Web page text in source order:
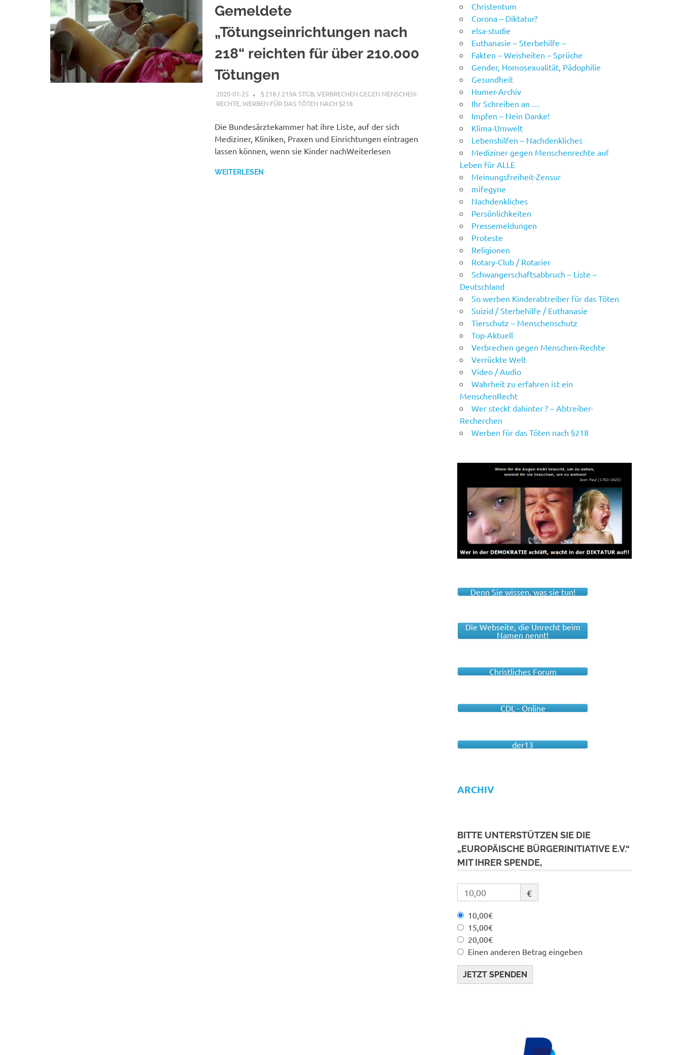
Gemeldete
„Tötungseinrichtungen nach
218“ reichten für über 210.000
Tötungen
2020-01-25 G A
§ 218 / 219A STGB,VERBRECHEN GEGEN MENSCHEN-
RECHTE,WERBEN FÜR DAS TÖTEN NACH §218
Die Bundesärztekammer hat ihre Liste, auf der sich
Mediziner, Kliniken, Praxen und Einrichtungen eintragen
lassen können, wenn sie Kinder nachWeiterlesen
WEITERLESEN
Christentum
Corona – Diktatur?
elsa-studie
Euthanasie – Sterbehilfe –
Fakten – Weisheiten – Sprüche
Gender, Homosexualität, Pädophilie
Gesundheit
Humer-Archiv
Ihr Schreiben an …
Impfen – Nein Danke!
Klima-Umwelt
Lebenshilfen – Nachdenkliches
Mediziner gegen Menschenrechte auf
Leben für ALLE
Meinungsfreiheit-Zensur
mifegyne
Nachdenkliches
Persönlichkeiten
Pressemeldungen
Proteste
Religionen
Rotary-Club / Rotarier
Schwangerschaftsabbruch – Liste –
Deutschland
So werben Kinderabtreiber für das Töten
Suizid / Sterbehilfe / Euthanasie
Tierschutz – Menschenschutz
Top-Aktuell
Verbrechen gegen Menschen-Rechte
Verrückte Welt
Video / Audio
Wahrheit zu erfahren ist ein
MenschenRecht
Wer steckt dahinter ? – Abtreiber-
Recherchen
Werben für das Töten nach §218
Denn Sie wissen, was sie tun!
Die Webseite, die Unrecht beim
Namen nennt!
Christliches Forum
CDL - Online
der13
ARCHIV
BITTE UNTERSTÜTZEN SIE DIE
„EUROPÄISCHE BÜRGERINITIATIVE E.V.“
MIT IHRER SPENDE,
€
10,00€
15,00€
20,00€
Einen anderen Betrag eingeben
JETZT SPENDEN